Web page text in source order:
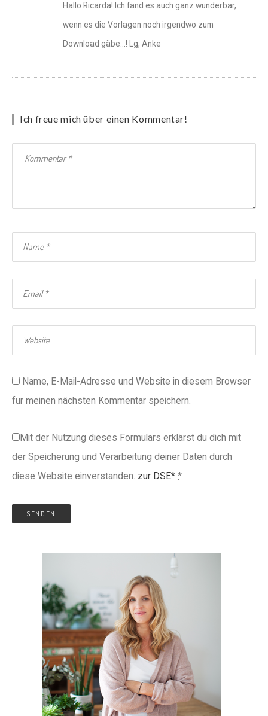
Hallo Ricarda! Ich fänd es auch ganz wunderbar,
wenn es die Vorlagen noch irgendwo zum
Download gäbe…! Lg, Anke
Ich freue mich über einen Kommentar!
Name, E-Mail-Adresse und Website in diesem Browser
für meinen nächsten Kommentar speichern.
Mit der Nutzung dieses Formulars erklärst du dich mit
der Speicherung und Verarbeitung deiner Daten durch
diese Website einverstanden. zur DSE* *